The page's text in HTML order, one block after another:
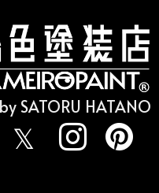
SATORU HATANO